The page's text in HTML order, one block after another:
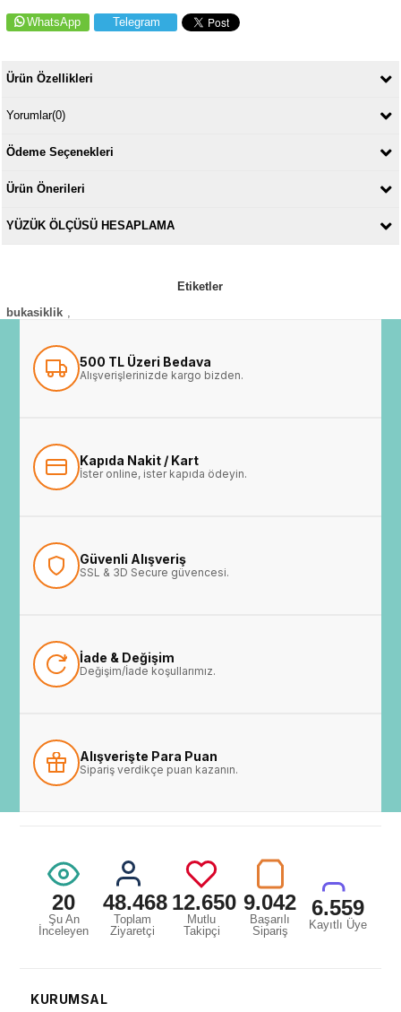
WhatsApp Telegram
Ürün Özellikleri
Yorumlar(0)
Ödeme Seçenekleri
Ürün Önerileri
YÜZÜK ÖLÇÜSÜ HESAPLAMA
Etiketler
bukasiklik
500 TL Üzeri Bedava
Alışverişlerinizde kargo bizden.
Kapıda Nakit / Kart
İster online, ister kapıda ödeyin.
Güvenli Alışveriş
SSL & 3D Secure güvencesi.
İade & Değişim
Değişim/İade koşullarımız.
Alışverişte Para Puan
Sipariş verdikçe puan kazanın.
20
Şu An
İnceleyen
48.468
Toplam
Ziyaretçi
12.650
Mutlu
Takipçi
9.042
Başarılı
Sipariş
6.559
Kayıtlı Üye
KURUMSAL